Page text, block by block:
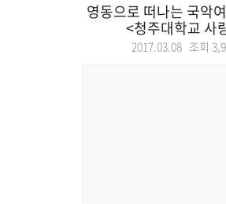
영동으로 떠나는 국악
<청주대학교 사
2017.03.08 조회